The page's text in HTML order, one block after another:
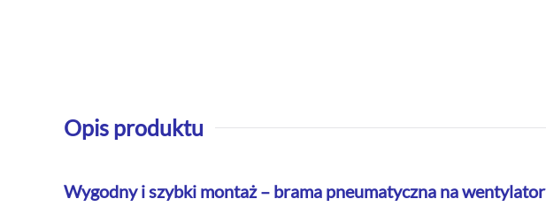
Opis produktu
Wygodny i szybki montaż – brama pneumatyczna na wentylator